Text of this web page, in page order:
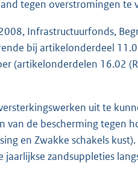
tegen overstromingen te
Infrastructuurfonds,
bij artikelonderdeel
(artikelonderdelen 16.02
uit te
van de bescherming tegen
en Zwakke schakels
zandsuppleties